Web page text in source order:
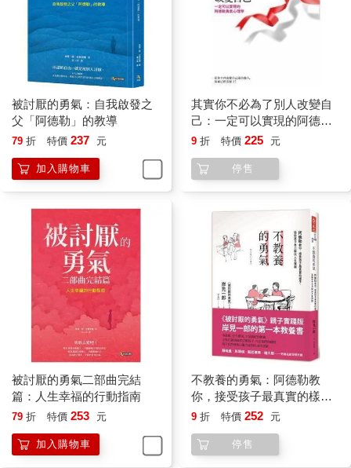
被討厭的勇氣：自我啟發之
父「阿德勒」的教導
79 折 特價 237 元
加入購物車
其實你不必為了別人改變自
己：一定可以實現的阿德勒
勇氣心理學
9 折 特價 225 元
停售
被討厭的勇氣二部曲完結
篇：人生幸福的行動指南
79 折 特價 253 元
加入購物車
不教養的勇氣：阿德勒教
你，接受孩子最真實的樣
子，協助孩子自力解決人生
9 折 特價 252 元
停售